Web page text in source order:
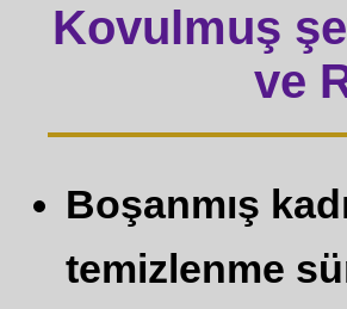
Kovulmuş
ve
Boşanmış
temizlenme